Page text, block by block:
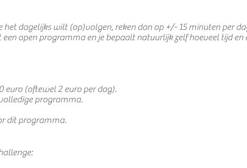
dagelijks wilt (op)volgen, reken dan op +/- 15 minuten per
open programma en je bepaalt natuurlijk zelf hoeveel tijd en
euro (oftewel 2 euro per dag).
programma.
dit programma.